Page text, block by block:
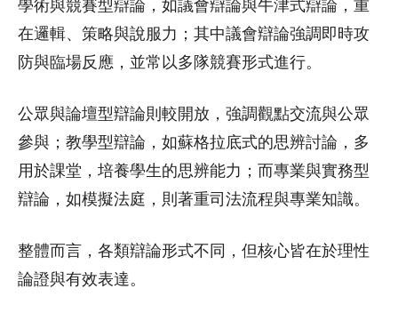
學術與競賽型辯論，如議會辯論與牛津式辯論，重
在邏輯、策略與說服力；其中議會辯論強調即時攻
防與臨場反應，並常以多隊競賽形式進行。
公眾與論壇型辯論則較開放，強調觀點交流與公眾
參與；教學型辯論，如蘇格拉底式的思辨討論，多
用於課堂，培養學生的思辨能力；而專業與實務型
辯論，如模擬法庭，則著重司法流程與專業知識。
整體而言，各類辯論形式不同，但核心皆在於理性
論證與有效表達。